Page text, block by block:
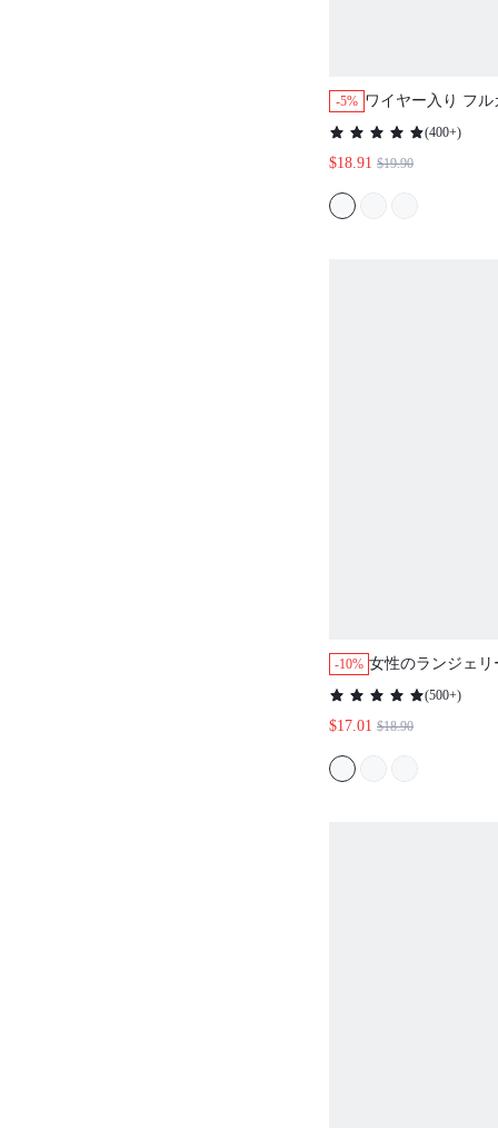
-5% ワイヤー入り フ
- ピンチフリース
とバックのスム
ブラ ミニマイザ
(400+)
$18.91 $19.90
-10% 女性のランジェ
ブ バルコネット
通気性のあるア
クシー アンライ
マイザーブラ ブ
(500+)
$17.01 $18.90